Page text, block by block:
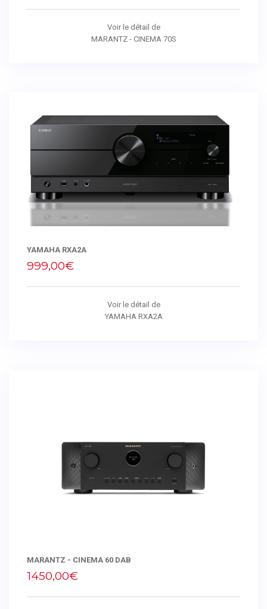
Voir le détail de
MARANTZ - CINEMA 70S
YAMAHA RXA2A
999,00€
Voir le détail de
YAMAHA RXA2A
MARANTZ - CINEMA 60 DAB
1450,00€